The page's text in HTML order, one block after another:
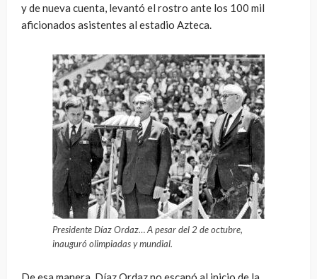
y de nueva cuenta, levantó el rostro ante los 100 mil
aficionados asistentes al estadio Azteca.
Presidente Díaz Ordaz… A pesar del 2 de octubre,
inauguró olimpiadas y mundial.